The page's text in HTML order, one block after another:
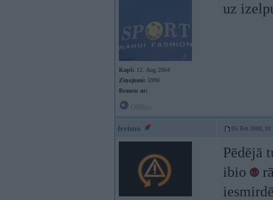
Kopš: 12. Aug 2004
Ziņojumi: 5990
Braucu ar:
uz
freimo 05. Feb 2008,
Pēdējā
ibio